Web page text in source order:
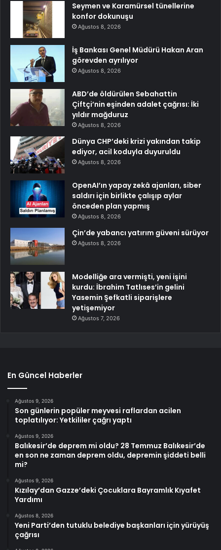
Seymen ve Karamürsel tünellerine
konfor dokunuşu
Ağustos 8, 2026
İş Bankası Genel Müdürü Hakan Aran
görevden ayrılıyor
Ağustos 8, 2026
ABD’de öldürülen Sebahattin
Çiftçi’nin eşinden adalet çağrısı: İki
yıldır mağduruz
Ağustos 8, 2026
Dünya CHP’deki krizi yakından takip
ediyor, acil koduyla duyuruldu
Ağustos 8, 2026
OpenAI’ın yapay zekâ ajanları, siber
saldırı için birlikte çalışıp aylar
önceden plan yapmış
Ağustos 8, 2026
Çin’de yabancı yatırım güveni sürüyor
Ağustos 8, 2026
Modelliğe ara vermişti, yeni işini
kurdu: İbrahim Tatlıses’in gelini
Yasemin Şefkatli siparişlere
yetişemiyor
Ağustos 7, 2026
En Güncel Haberler
Ağustos 9, 2026
Son günlerin popüler meyvesi raflardan acilen
toplatılıyor: Yetkililer çağrı yaptı
Ağustos 9, 2026
Balıkesir’de deprem mi oldu? 28 Temmuz Balıkesir’de
en son ne zaman deprem oldu, depremin şiddeti belli
mi?
Ağustos 9, 2026
Kızılay’dan Gazze’deki Çocuklara Bayramlık Kıyafet
Yardımı
Ağustos 8, 2026
Yeni Parti’den tutuklu belediye başkanları için yürüyüş
çağrısı